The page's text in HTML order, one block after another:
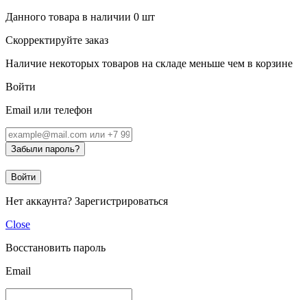
Данного товара в наличии 0 шт
Скорректируйте заказ
Наличие некоторых товаров на складе меньше чем в корзине
Войти
Email или телефон
Забыли пароль?
Войти
Нет аккаунта? Зарегистрироваться
Close
Восстановить пароль
Email